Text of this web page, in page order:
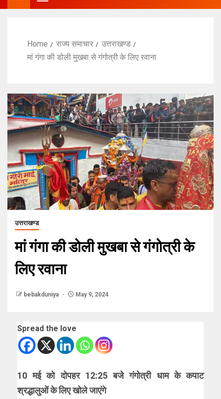
Home राज्य समाचार
उत्तराखण्ड
मां गंगा की डोली मुखबा से गंगोत्री के लिए रवाना
उत्तराखण्ड
मां गंगा की डोली मुखबा से गंगोत्री के
लिए रवाना
bebakduniya May 9, 2024
Spread the love
10 मई को दोपहर 12:25 बजे गंगोत्री धाम के कपाट
श्रद्धालुओं के लिए खोले जाएंगे